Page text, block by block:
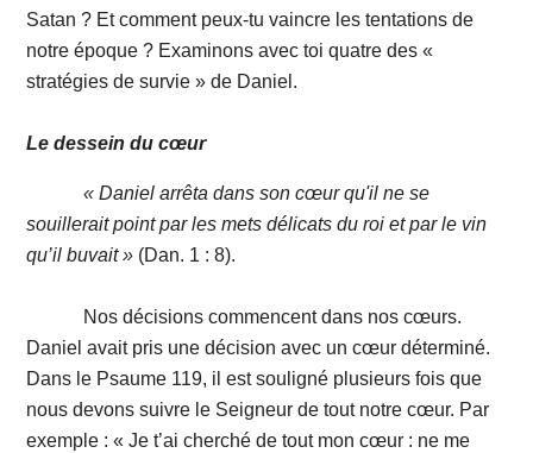
Satan ? Et comment peux-tu vaincre les tentations de
notre époque ? Examinons avec toi quatre des «
stratégies de survie » de Daniel.
Le dessein du cœur
« Daniel arrêta dans son cœur qu'il ne se
souillerait point par les mets délicats du roi et par le vin
qu’il buvait » (Dan. 1 : 8).
Nos décisions commencent dans nos cœurs.
Daniel avait pris une décision avec un cœur déterminé.
Dans le Psaume 119, il est souligné plusieurs fois que
nous devons suivre le Seigneur de tout notre cœur. Par
exemple : « Je t’ai cherché de tout mon cœur : ne me